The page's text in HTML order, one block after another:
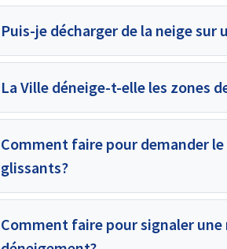
Puis-je décharger de la neige sur
La Ville déneige-t-elle les zones
Comment faire pour demander
glissants?
Comment faire pour signaler